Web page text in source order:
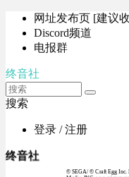
网址发布页 [建议
Discord频道
电报群
终音社
搜索
登录 / 注册
终音社
© SEGA / © Craft Egg